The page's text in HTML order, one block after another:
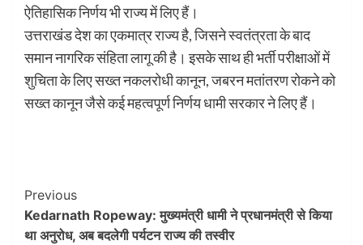
ऐतिहासिक निर्णय भी राज्य में लिए हैं।
उत्तराखंड देश का एकमात्र राज्य है, जिसने स्वतंत्रता के बाद
समान नागरिक संहिता लागू की है। इसके साथ ही भर्ती परीक्षाओं में
शुचिता के लिए सख्त नकलरोधी कानून, जबरन मतांतरण रोकने को
सख्त कानून जैसे कई महत्वपूर्ण निर्णय धामी सरकार ने लिए हैं।
Post
Navigation
Previous
Kedarnath Ropeway: मुख्यमंत्री धामी ने प्रधानमंत्री से किया
था अनुरोध, अब बदलेगी पर्यटन राज्‍य की तस्‍वीर